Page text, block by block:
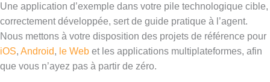
Une application d’exemple dans votre pile technologique cible,
correctement développée, sert de guide pratique à l’agent.
Nous mettons à votre disposition des projets de référence pour
iOS, Android, le Web et les applications multiplateformes, afin
que vous n’ayez pas à partir de zéro.